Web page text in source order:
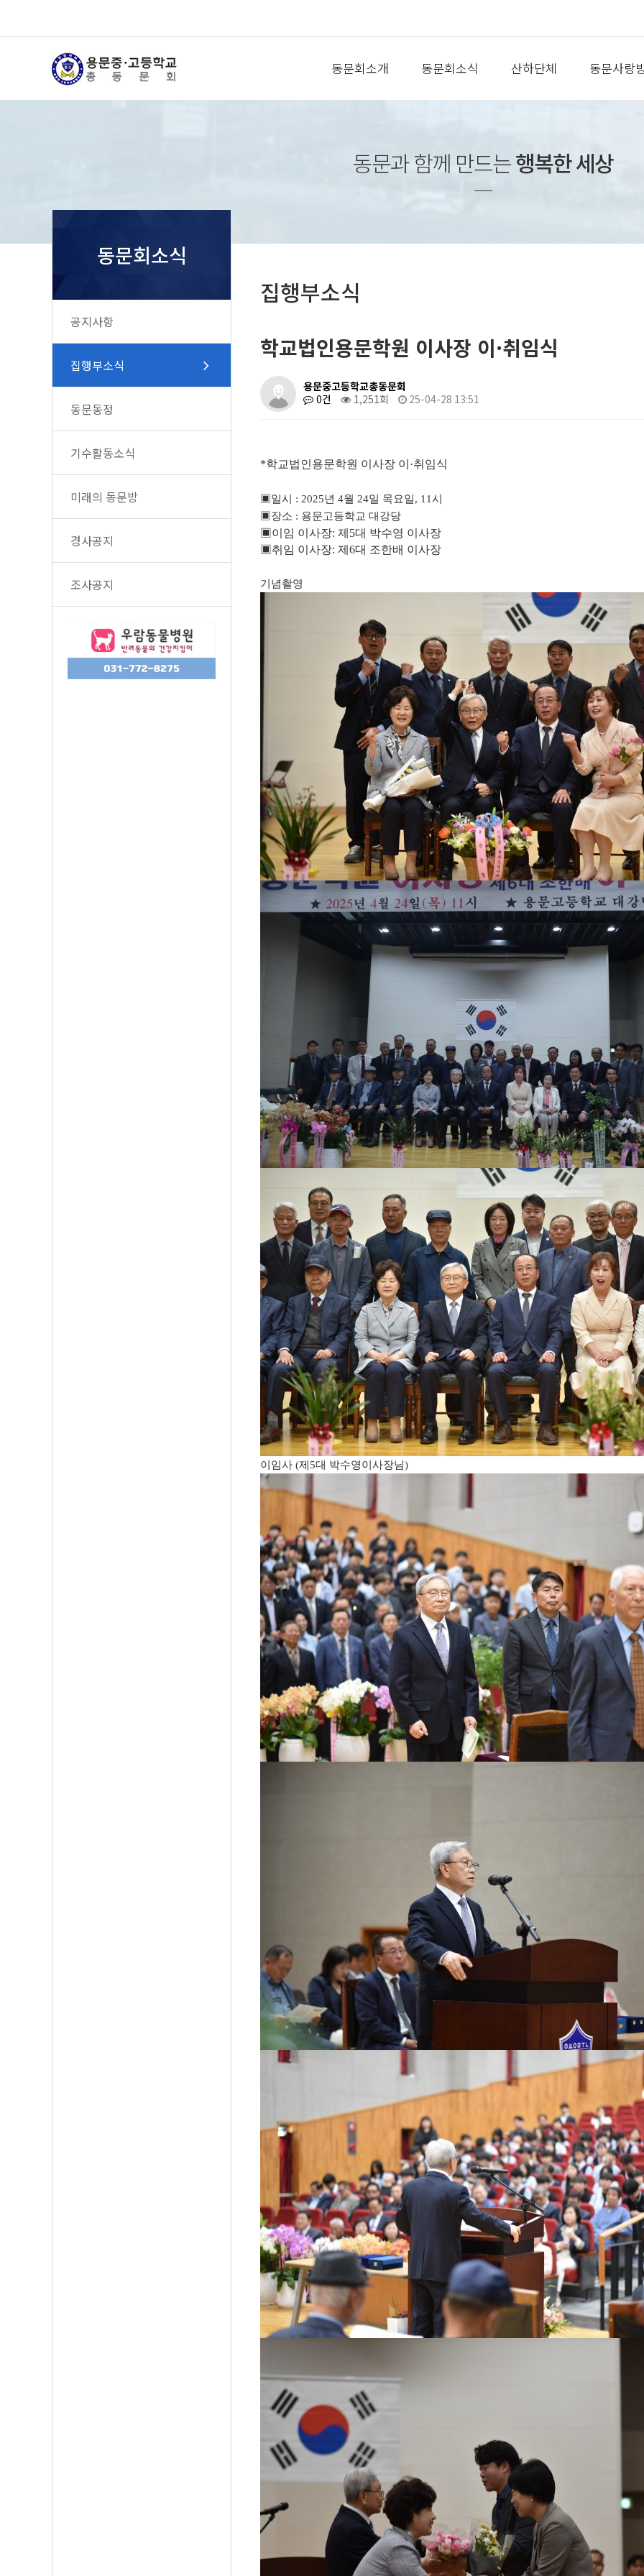
동문회소개 동문회소식 산하단체 동문사랑
동문과 함께 만드는행복한 세상
동문회소식
공지사항
집행부소식
동문동정
기수활동소식
미래의 동문방
경사공지
조사공지
집행부소식
학교법인용문학원 이사장 이·취임식
용문중고등학교총동문회
0건
1,251회 25-04-28 13:51
*학교법인용문학원 이사장 이 ·취임식
▣일시 : 2025년 4월 24일 목요일, 11시
▣장소 : 용문고등학교 대강당
▣이임 이사장: 제 5대 박수영 이사장
▣취임 이사장: 제 6대 조한배 이사장
기념촬영
이임사 (제 5대 박수영이사장님)